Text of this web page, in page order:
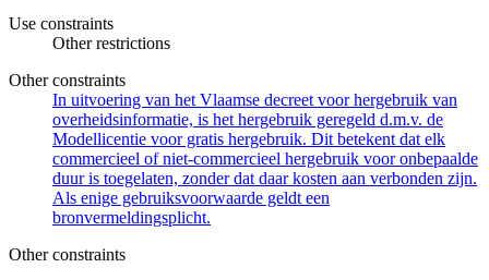
Use constraints
Other restrictions
Other constraints
In uitvoering van het Vlaamse decreet voor hergebruik van
overheidsinformatie, is het hergebruik geregeld d.m.v. de
Modellicentie voor gratis hergebruik. Dit betekent dat elk
commercieel of niet-commercieel hergebruik voor onbepaalde
duur is toegelaten, zonder dat daar kosten aan verbonden zijn.
Als enige gebruiksvoorwaarde geldt een
bronvermeldingsplicht.
Other constraints